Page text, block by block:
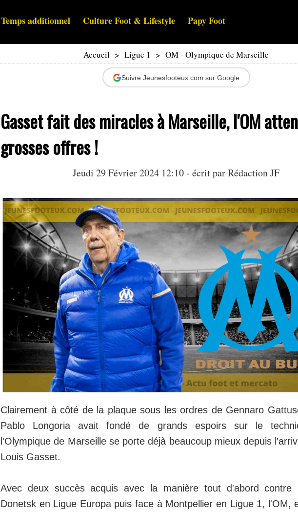
Temps additionnel Culture Foot & Lifestyle Papy Foot
Accueil > Ligue 1 > OM - Olympique de Marseille
Suivre Jeunesfooteux.com sur Google
Gasset fait des miracles à Marseille, l'OM
grosses offres !
Jeudi 29 Février 2024 12:10 - écrit par Rédaction JF
Clairement à côté de la plaque sous les ordres de Gennaro
Pablo Longoria avait fondé de grands espoirs sur le
l'Olympique de Marseille se porte déjà beaucoup mieux depuis
Louis Gasset.
Avec deux succès acquis avec la manière tout d'abord contre
Donetsk en Ligue Europa puis face à Montpellier en Ligue 1, l'OM,